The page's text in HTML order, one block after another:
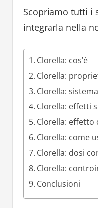
Scopriamo tutti i
integrarla nella
Clorella: cos’è
Clorella:
Clorella:
Clorella: effetti
Clorella: effetto
Clorella: come
Clorella: dosi
Clorella:
Conclusioni